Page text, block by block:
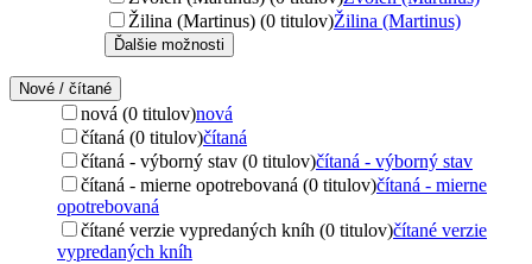
Žilina (Martinus) (0 titulov)Žilina (Martinus)
Ďalšie možnosti
Nové / čítané
nová (0 titulov)nová
čítaná (0 titulov)čítaná
čítaná - výborný stav (0 titulov)čítaná - výborný stav
čítaná - mierne opotrebovaná (0 titulov)čítaná - mierne
opotrebovaná
čítané verzie vypredaných kníh (0 titulov)čítané verzie
vypredaných kníh